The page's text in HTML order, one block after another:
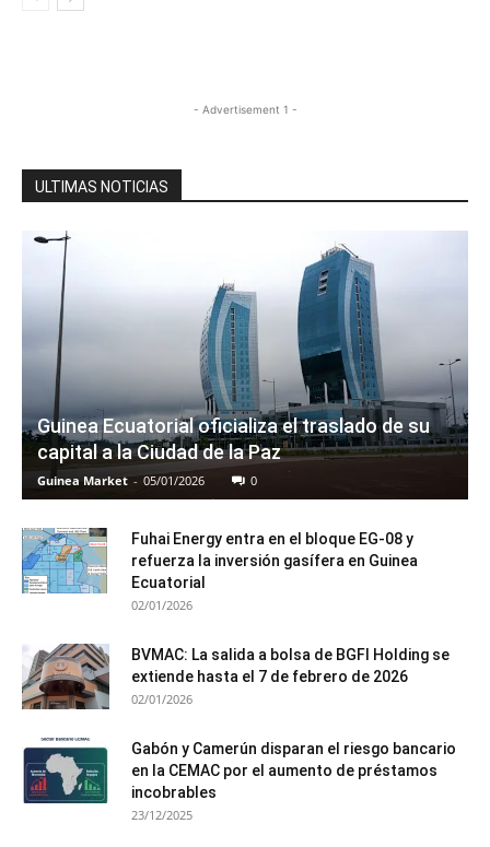
- Advertisement 1 -
ULTIMAS NOTICIAS
Guinea Ecuatorial oficializa el traslado de su
capital a la Ciudad de la Paz
Guinea Market - 05/01/2026 0
Fuhai Energy entra en el bloque EG-08 y
refuerza la inversión gasífera en Guinea
Ecuatorial
02/01/2026
BVMAC: La salida a bolsa de BGFI Holding se
extiende hasta el 7 de febrero de 2026
02/01/2026
Gabón y Camerún disparan el riesgo bancario
en la CEMAC por el aumento de préstamos
incobrables
23/12/2025